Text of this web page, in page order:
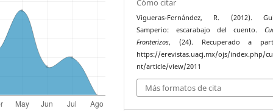
Cómo citar
Vigueras-Fernández, R. (2012).
Samperio: escarabajo del cuento.
Fronterizos, (24). Recuperado a
https://erevistas.uacj.mx/ojs/index.php/
nt/article/view/2011
Más formatos de cita